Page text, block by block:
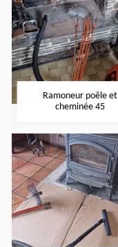
Ramoneur poêle et
cheminée 45